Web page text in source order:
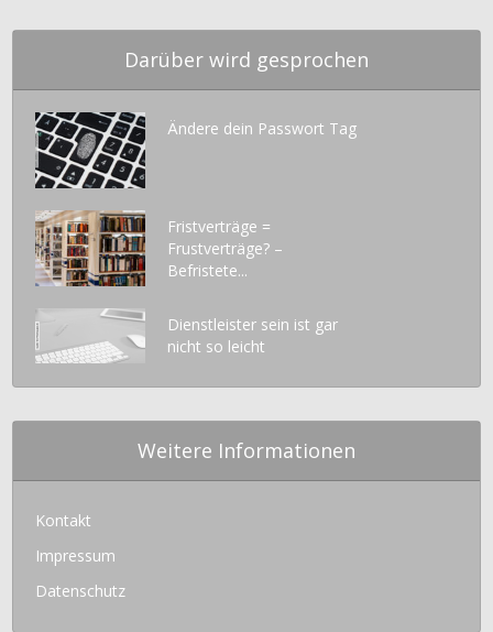
Darüber wird gesprochen
Ändere dein Passwort Tag
Fristverträge =
Frustverträge? –
Befristete...
Dienstleister sein ist gar
nicht so leicht
Weitere Informationen
Kontakt
Impressum
Datenschutz